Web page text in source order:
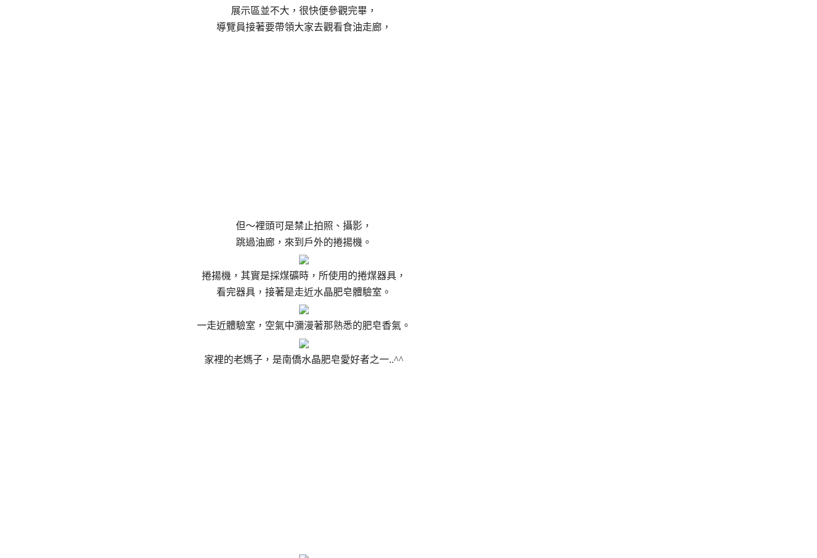
展示區並不大，很快便參觀完畢，
導覽員接著要帶領大家去觀看食油走廊，
但～裡頭可是禁止拍照、攝影，
跳過油廊，來到戶外的捲揚機。
捲揚機，其實是採煤礦時，所使用的捲煤器具，
看完器具，接著是走近水晶肥皂體驗室。
一走近體驗室，空氣中瀰漫著那熟悉的肥皂香氣。
家裡的老媽子，是南僑水晶肥皂愛好者之一..^^